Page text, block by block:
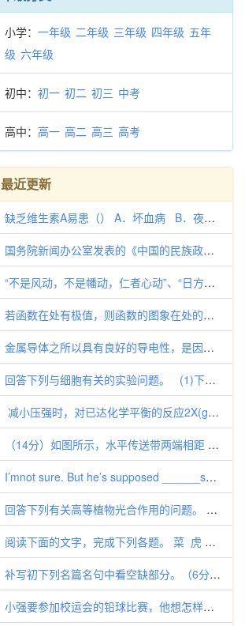
小学： 一年级 二年级 三年级 四年级 五年
级 六年级
初中： 初一 初二 初三 中考
高中： 高一 高二 高三 高考
最近更新
缺乏维生素A易患（） A．坏血病 B．夜盲症 C．脚气病 D．佝偻病
国务院新闻办公室发表的《中国的民族政策与各民族共同繁荣发展》白皮书指出，中国55个少数民族中，除回族和满族通用汉语文外，
“不是风动，不是幡动，仁者心动”、“日方中方睨，物方生方死”、“动即含静，动不舍静”，从马克思主义哲学角度看，这些观点分
若函数在处有极值，则函数的图象在处的切线的斜率为
金属导体之所以具有良好的导电性，是因为金属导体中存在大量的 A.原子 B.自由电子
回答下列与细胞有关的实验问题。 (1)下列4项实验中，需保持细胞生理活性的有 (填序号)。 ①观察叶绿体和原生质
减小压强时，对已达化学平衡的反应2X(g)+Y(g)2Z(g)产生的影响是 A.逆反应速率增大，正反应速率减小，平衡向
（14分）如图所示，水平传送带两端相距 L=4．5m,工件与传送带间的动摩擦因数µ=0.1，工件滑上A端时速度
I’mnot sure. But he’s supposed ______sometime next week. A.r
回答下列有关高等植物光合作用的问题。 （1）图1中分子Z的名称是_______________。 （2）Z物质的形成过程
阅读下面的文字，完成下列各题。 菜 虎 孙犁 东头有一个老汉，个儿不高，膀阔腰圆，卖菜为生。人们都叫他菜虎，真名字倒被
补写初下列名篇名句中看空缺部分。（6分） 20．策扶老以流憩， 。（陶渊
小强要参加校运会的铅球比赛，他想怎样才能把铅球推得远呢？他猜想：铅球落地的距离可能与铅球出手时的速度大小有关，还可能跟速